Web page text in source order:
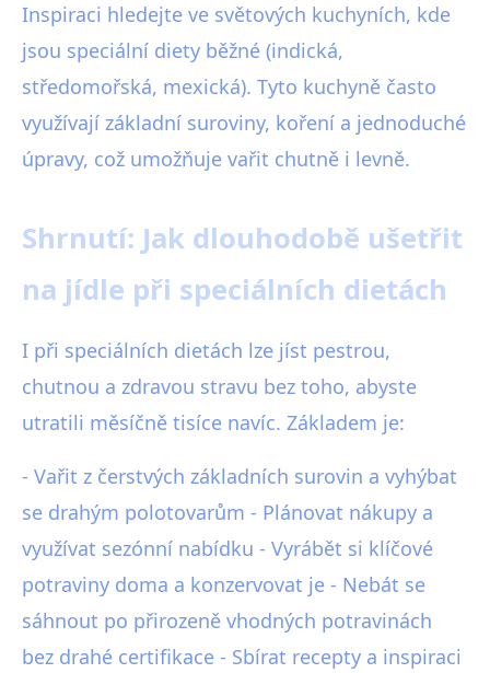
Inspiraci hledejte ve světových kuchyních, kde
jsou speciální diety běžné (indická,
středomořská, mexická). Tyto kuchyně často
využívají základní suroviny, koření a jednoduché
úpravy, což umožňuje vařit chutně i levně.
Shrnutí: Jak dlouhodobě ušetřit
na jídle při speciálních dietách
I při speciálních dietách lze jíst pestrou,
chutnou a zdravou stravu bez toho, abyste
utratili měsíčně tisíce navíc. Základem je:
- Vařit z čerstvých základních surovin a vyhýbat
se drahým polotovarům - Plánovat nákupy a
využívat sezónní nabídku - Vyrábět si klíčové
potraviny doma a konzervovat je - Nebát se
sáhnout po přirozeně vhodných potravinách
bez drahé certifikace - Sbírat recepty a inspiraci